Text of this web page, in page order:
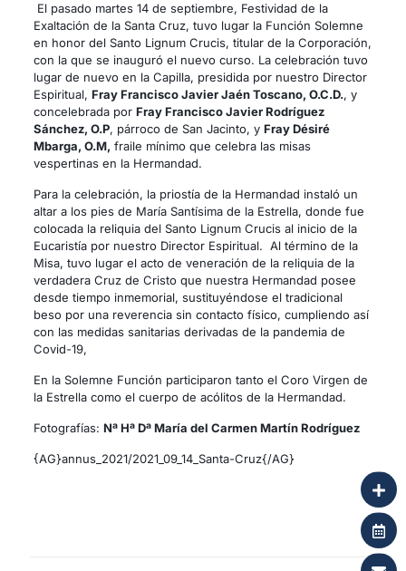
El pasado martes 14 de septiembre, Festividad de la
Exaltación de la Santa Cruz, tuvo lugar la Función Solemne
en honor del Santo Lignum Crucis, titular de la Corporación,
con la que se inauguró el nuevo curso. La celebración tuvo
lugar de nuevo en la Capilla, presidida por nuestro Director
Espiritual, Fray Francisco Javier Jaén Toscano, O.C.D., y
concelebrada por Fray Francisco Javier Rodríguez
Sánchez, O.P, párroco de San Jacinto, y Fray Désiré
Mbarga, O.M, fraile mínimo que celebra las misas
vespertinas en la Hermandad.
Para la celebración, la priostía de la Hermandad instaló un
altar a los pies de María Santísima de la Estrella, donde fue
colocada la reliquia del Santo Lignum Crucis al inicio de la
Eucaristía por nuestro Director Espiritual. Al término de la
Misa, tuvo lugar el acto de veneración de la reliquia de la
verdadera Cruz de Cristo que nuestra Hermandad posee
desde tiempo inmemorial, sustituyéndose el tradicional
beso por una reverencia sin contacto físico, cumpliendo así
con las medidas sanitarias derivadas de la pandemia de
Covid-19,
En la Solemne Función participaron tanto el Coro Virgen de
la Estrella como el cuerpo de acólitos de la Hermandad.
Fotografías: Nª Hª Dª María del Carmen Martín Rodríguez
{AG}annus_2021/2021_09_14_Santa-Cruz{/AG}